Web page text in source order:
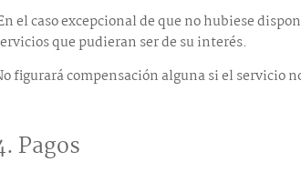
el caso excepcional de que no hubiese
que pudieran ser de su interés.
figurará compensación alguna si el servicio
Pagos